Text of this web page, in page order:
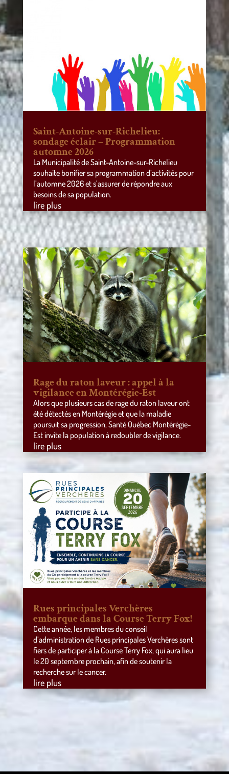
Saint-Antoine-sur-Richelieu:
sondage éclair – Programmation
automne 2026
La Municipalité de Saint-Antoine-sur-Richelieu
souhaite bonifier sa programmation d’activités pour
l’automne 2026 et s’assurer de répondre aux
besoins de sa population.
lire plus
Rage du raton laveur : appel à la
vigilance en Montérégie-Est
Alors que plusieurs cas de rage du raton laveur ont
été détectés en Montérégie et que la maladie
poursuit sa progression, Santé Québec Montérégie-
Est invite la population à redoubler de vigilance.
lire plus
Rues principales Verchères
embarque dans la Course Terry Fox!
Cette année, les membres du conseil
d’administration de Rues principales Verchères sont
fiers de participer à la Course Terry Fox, qui aura lieu
le 20 septembre prochain, afin de soutenir la
recherche sur le cancer.
lire plus